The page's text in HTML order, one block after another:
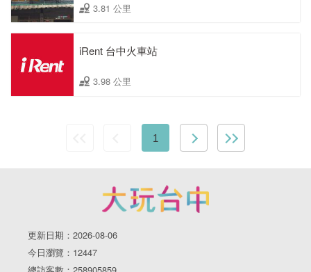
3.81 公里
iRent 台中火車站
3.98 公里
1
更新日期：2026-08-06
今日瀏覽：12447